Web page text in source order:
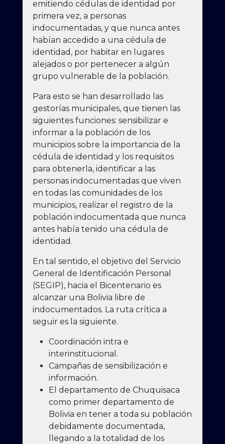
emitiendo cédulas de identidad por
primera vez, a personas
indocumentadas, y que nunca antes
habían accedido a una cédula de
identidad, por habitar en lugares
alejados o por pertenecer a algún
grupo vulnerable de la población.
Para esto se han desarrollado las
gestorías municipales, que tienen las
siguientes funciones: sensibilizar e
informar a la población de los
municipios sobre la importancia de la
cédula de identidad y los requisitos
para obtenerla, identificar a las
personas indocumentadas que viven
en todas las comunidades de los
municipios, realizar el registro de la
población indocumentada que nunca
antes había tenido una cédula de
identidad.
En tal sentido, el objetivo del Servicio
General de Identificación Personal
(SEGIP), hacia el Bicentenario es
alcanzar una Bolivia libre de
indocumentados. La ruta crítica a
seguir es la siguiente.
Coordinación intra e
interinstitucional.
Campañas de sensibilización e
información.
El departamento de Chuquisaca
como primer departamento de
Bolivia en tener a toda su población
debidamente documentada,
llegando a la totalidad de los